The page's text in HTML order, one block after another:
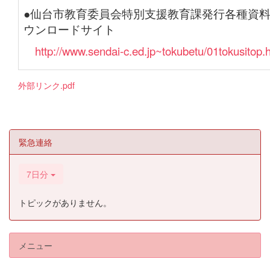
●仙台市教育委員会特別支援教育課発行各種資
ウンロードサイト
http://www.sendai-c.ed.jp~tokubetu/
外部リンク.pdf
緊急連絡
7日分
トピックがありません。
メニュー